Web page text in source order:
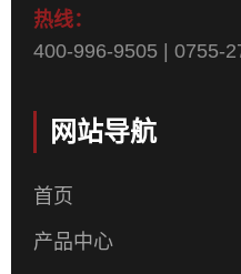
热线：
400-996-9505 | 0755-
网站导航
首页
产品中心